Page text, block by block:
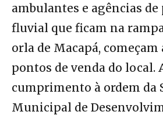
ambulantes e agências de
fluvial que ficam na
orla de Macapá,
pontos de venda do local.
cumprimento à ordem da
Municipal de